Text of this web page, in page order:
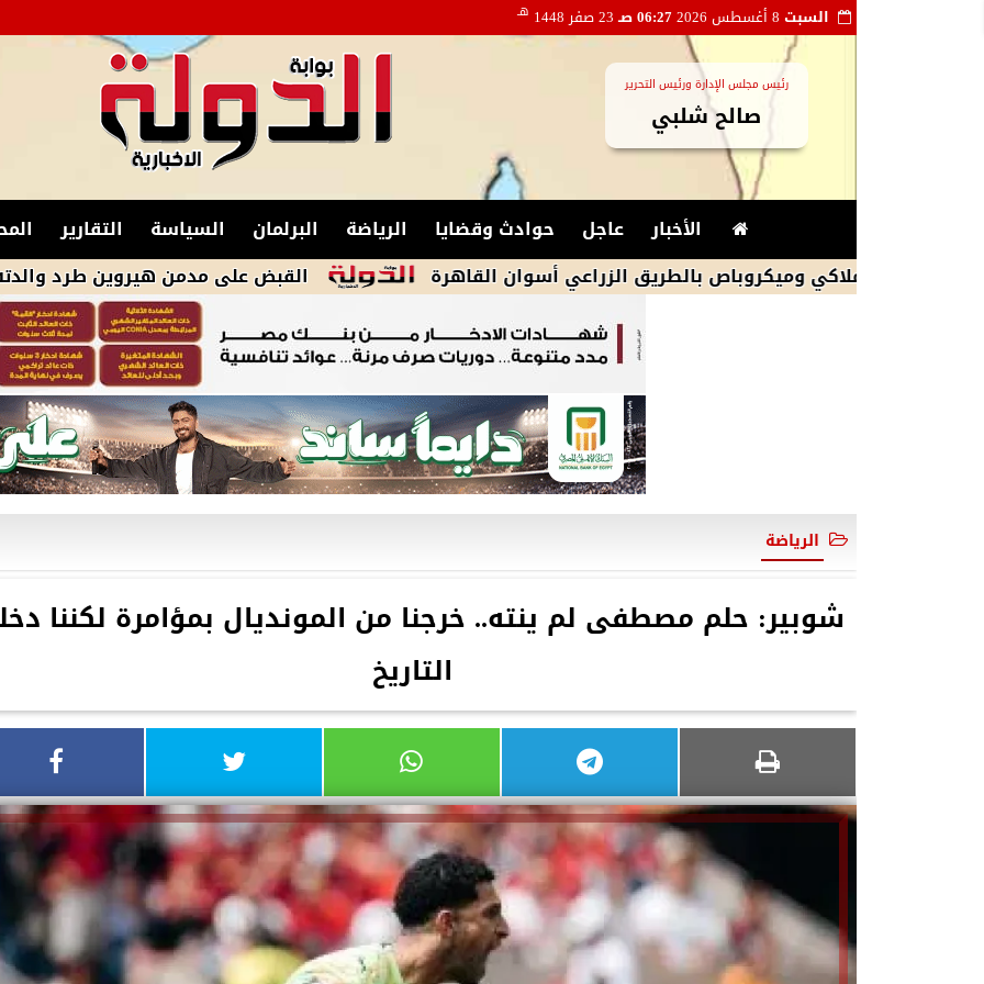
السبت 06:27 صـ 23 صفر 1448 هـ
رئيس مجلس الإدارة ورئيس التحرير
صالح شلبي
الأخبار عاجل حوادث وقضايا الرياضة البرلمان السياسة التقارير
القبض على مدمن هيروين طرد والدته من
الرياضة
شوبير: حلم مصطفى لم ينته.. خرجنا من المونديال بمؤامرة لكننا
التاريخ